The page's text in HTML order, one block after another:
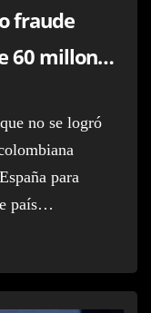
fraude
60 millones
no se logró
para
país…